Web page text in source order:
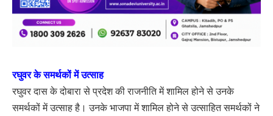
रघुवर के समर्थकों में उत्साह
रघुवर दास के दोबारा से प्रदेश की राजनीति में शामिल होने से उनके
समर्थकों में उत्साह है। उनके भाजपा में शामिल होने से उत्साहित समर्थकों ने